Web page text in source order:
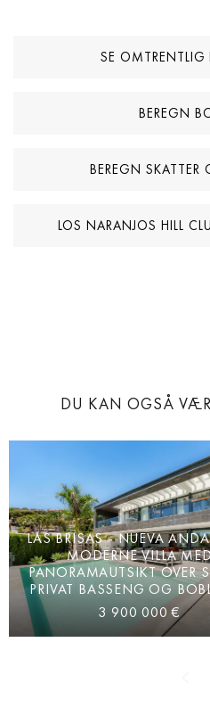
SE OMTRENTLIG
BEREGN
BEREGN SKATTER
LOS NARANJOS HILL
DU KAN OGSÅ
LAS BRISAS - NUEVA
MODERNE VILLA
PANORAMAUTSIKT OVER
PRIVAT BASSENG OG
3 900 000 €